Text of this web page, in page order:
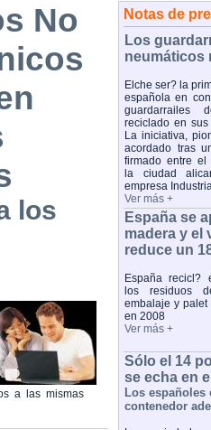
No
los
a las mismas
Notas de
Los
neumáticos
Elche ser? la
española en
guardarrailes
reciclado en sus
La iniciativa,
acordado tras
firmado entre el
la ciudad
empresa
Ver más +
España se
madera y el
reduce un
España recicl?
los residuos
embalaje y palet
en 2008
Ver más +
Sólo el 14
se echa en
Los españoles
contenedor